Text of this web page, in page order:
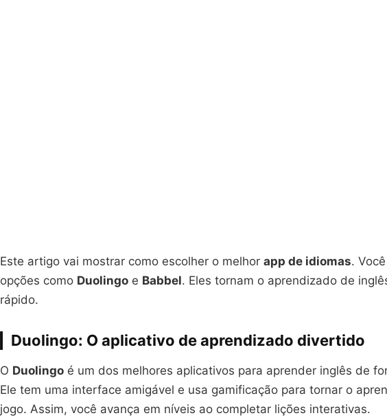
Este artigo vai mostrar como escolher o melhor app de idiomas.
opções como Duolingo e Babbel. Eles tornam o aprendizado de
rápido.
Duolingo: O aplicativo de aprendizado divertido
O Duolingo é um dos melhores aplicativos para aprender inglês de
Ele tem uma interface amigável e usa gamificação para tornar o
jogo. Assim, você avança em níveis ao completar lições interativas.